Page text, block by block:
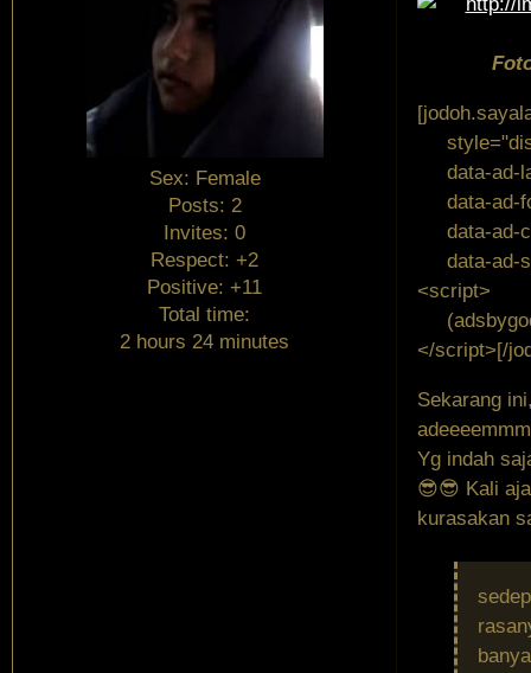
Sex: Female
Posts: 2
Invites: 0
Respect: +2
Positive: +11
Total time:
2 hours 24 minutes
data-ad-
data-ad-
data-ad-
data-ad-
<script>
</script>[/
Sekarang
Yg indah
😎😎 Kali
kurasakan